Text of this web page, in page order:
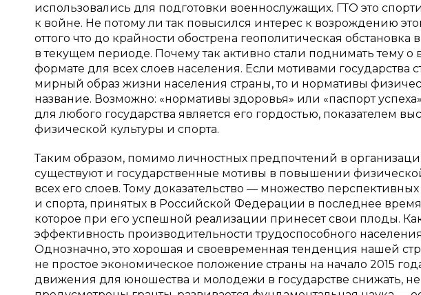
использовались для подготовки военнослужащих. ГТО это
к войне. Не потому ли так повысился интерес к возрождению
оттого что до крайности обострена геополитическая
в текущем периоде. Почему так активно стали поднимать тему
формате для всех слоев населения. Если мотивами государства
мирный образ жизни населения страны, то и нормативы
название. Возможно: «нормативы здоровья» или «паспорт
для любого государства является его гордостью, показателем
физической культуры и спорта.
Таким образом, помимо личностных предпочтений в
существуют и государственные мотивы в повышении
всех его слоев. Тому доказательство — множество
и спорта, принятых в Российской Федерации в последнее
которое при его успешной реализации принесет свои плоды.
эффективность производительности трудоспособного
Однозначно, это хорошая и своевременная тенденция нашей
не простое экономическое положение страны на начало 2015
движения для юношества и молодежи в государстве снижать,